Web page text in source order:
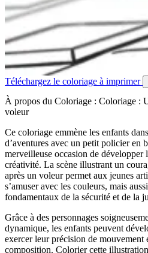
Téléchargez le coloriage à imprimer
À propos du Coloriage : Coloriage :
voleur
Ce coloriage emmène les enfants
d’aventures avec un petit policier en
merveilleuse occasion de développer
créativité. La scène illustrant un
après un voleur permet aux jeunes
s’amuser avec les couleurs, mais
fondamentaux de la sécurité et de la
Grâce à des personnages
dynamique, les enfants peuvent
exercer leur précision de mouvement
composition. Colorier cette illustration